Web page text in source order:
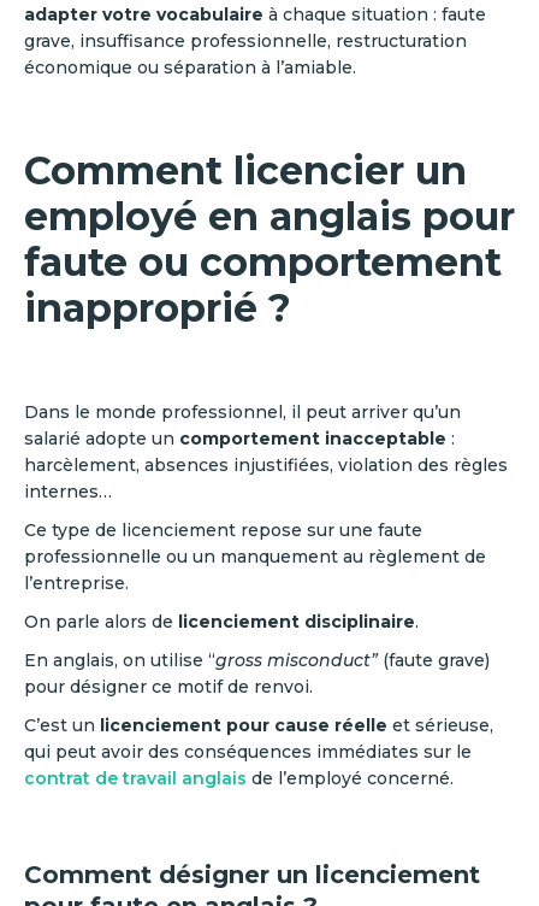
adapter votre vocabulaire à chaque situation : faute
grave, insuffisance professionnelle, restructuration
économique ou séparation à l’amiable.
Comment licencier un
employé en anglais pour
faute ou comportement
inapproprié ?
Dans le monde professionnel, il peut arriver qu’un
salarié adopte un comportement inacceptable :
harcèlement, absences injustifiées, violation des règles
internes…
Ce type de licenciement repose sur une faute
professionnelle ou un manquement au règlement de
l’entreprise.
On parle alors de licenciement disciplinaire.
En anglais, on utilise “gross misconduct”(faute grave)
pour désigner ce motif de renvoi.
C’est un licenciement pour cause réelle et sérieuse,
qui peut avoir des conséquences immédiates sur le
contrat de travail anglais de l’employé concerné.
Comment désigner un licenciement